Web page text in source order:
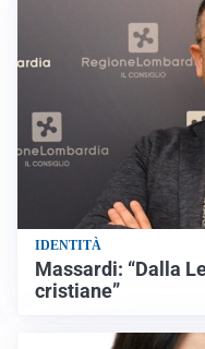
IDENTITÀ
Massardi: “Dalla
cristiane”